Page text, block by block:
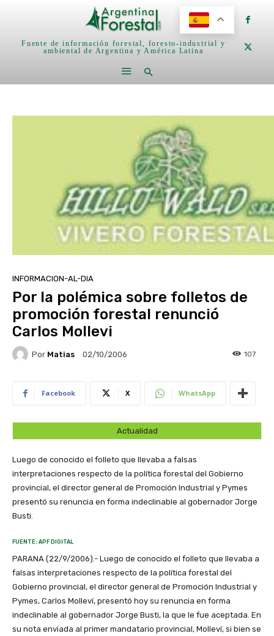
Fuente de información forestal, foresto-industrial y
ambiental de Argentina y América Latina
INFORMACION-AL-DIA
Por la polémica sobre folletos de
promoción forestal renunció
Carlos Mollevi
Por Matias 02/10/2006 107
Facebook X WhatsApp
Actualidad
Luego de conocido el folleto que llevaba a falsas
interpretaciones respecto de la política forestal del Gobierno
provincial, el director general de Promoción Industrial y Pymes
presentó su renuncia en forma indeclinable al gobernador Jorge
Busti.
FUENTE: APF DIGITAL
PARANA (22/9/2006).- Luego de conocido el folleto que llevaba a
falsas interpretaciones respecto de la política forestal del
Gobierno provincial, el director general de Promoción Industrial y
Pymes, Carlos Molleví, presentó hoy su renuncia en forma
indeclinable al gobernador Jorge Busti, la que le fue aceptada. En
su nota enviada al primer mandatario provincial, Molleví, si bien se